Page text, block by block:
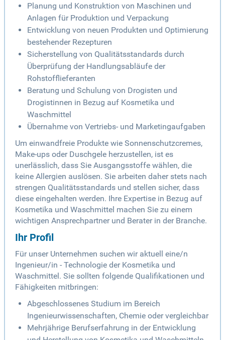
Planung und Konstruktion von Maschinen und
Anlagen für Produktion und Verpackung
Entwicklung von neuen Produkten und Optimierung
bestehender Rezepturen
Sicherstellung von Qualitätsstandards durch
Überprüfung der Handlungsabläufe der
Rohstofflieferanten
Beratung und Schulung von Drogisten und
Drogistinnen in Bezug auf Kosmetika und
Waschmittel
Übernahme von Vertriebs- und Marketingaufgaben
Um einwandfreie Produkte wie Sonnenschutzcremes,
Make-ups oder Duschgele herzustellen, ist es
unerlässlich, dass Sie Ausgangsstoffe wählen, die
keine Allergien auslösen. Sie arbeiten daher stets nach
strengen Qualitätsstandards und stellen sicher, dass
diese eingehalten werden. Ihre Expertise in Bezug auf
Kosmetika und Waschmittel machen Sie zu einem
wichtigen Ansprechpartner und Berater in der Branche.
Ihr Profil
Für unser Unternehmen suchen wir aktuell eine/n
Ingenieur/in - Technologie der Kosmetika und
Waschmittel. Sie sollten folgende Qualifikationen und
Fähigkeiten mitbringen:
Abgeschlossenes Studium im Bereich
Ingenieurwissenschaften, Chemie oder vergleichbar
Mehrjährige Berufserfahrung in der Entwicklung